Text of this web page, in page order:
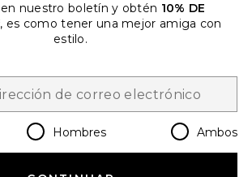
Change Country Regions
es USD
nuestro boletín y obtén 10% DE
, es como tener una mejor amiga con
estilo.
Hombres Ambos